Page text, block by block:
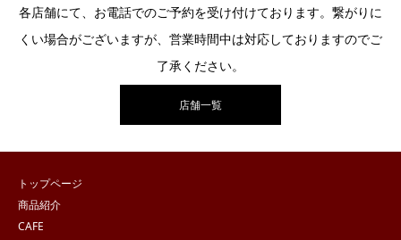
各店舗にて、お電話でのご予約を受け付けております。繋がりに
くい場合がございますが、営業時間中は対応しておりますのでご
了承ください。
店舗一覧
トップページ
商品紹介
CAFE